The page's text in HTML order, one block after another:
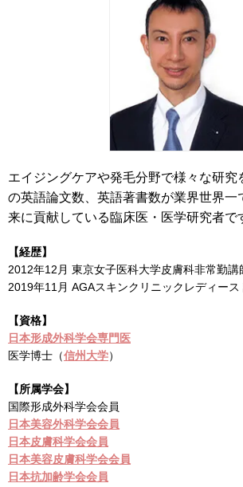
エイジングケアや発毛分野で様々な研究
の英語論文数、英語著書数が業界世界一
来に貢献している臨床医・医学研究者で
【経歴】
2012年12月 東京女子医科大学皮膚科非常勤講
2019年11月 AGAスキンクリニックレディー
【資格】
日本形成外科学会専門医
医学博士（信州大学）
【所属学会】
国際形成外科学会会員
日本美容外科学会会員
日本皮膚科学会会員
日本美容皮膚科学会会員
日本抗加齢学会会員